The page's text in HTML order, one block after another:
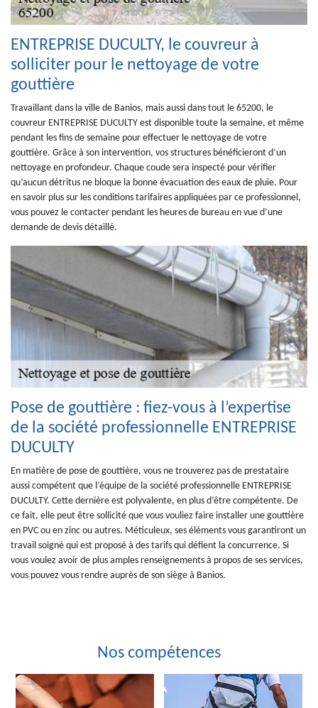
ENTREPRISE DUCULTY, le couvreur à
solliciter pour le nettoyage de votre
gouttière
Travaillant dans la ville de Banios, mais aussi dans tout le 65200, le
couvreur ENTREPRISE DUCULTY est disponible toute la semaine, et même
pendant les fins de semaine pour effectuer le nettoyage de votre
gouttière. Grâce à son intervention, vos structures bénéficieront d’un
nettoyage en profondeur. Chaque coude sera inspecté pour vérifier
qu’aucun détritus ne bloque la bonne évacuation des eaux de pluie. Pour
en savoir plus sur les conditions tarifaires appliquées par ce professionnel,
vous pouvez le contacter pendant les heures de bureau en vue d’une
demande de devis détaillé.
Pose de gouttière : fiez-vous à l’expertise
de la société professionnelle ENTREPRISE
DUCULTY
En matière de pose de gouttière, vous ne trouverez pas de prestataire
aussi compétent que l’équipe de la société professionnelle ENTREPRISE
DUCULTY. Cette dernière est polyvalente, en plus d’être compétente. De
ce fait, elle peut être sollicité que vous vouliez faire installer une gouttière
en PVC ou en zinc ou autres. Méticuleux, ses éléments vous garantiront un
travail soigné qui est proposé à des tarifs qui défient la concurrence. Si
vous voulez avoir de plus amples renseignements à propos de ses services,
vous pouvez vous rendre auprès de son siège à Banios.
Nos compétences